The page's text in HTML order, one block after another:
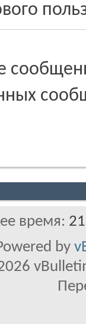
время:
by